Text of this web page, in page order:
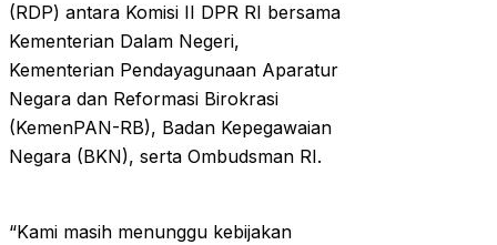
(RDP) antara Komisi II DPR RI bersama
Kementerian Dalam Negeri,
Kementerian Pendayagunaan Aparatur
Negara dan Reformasi Birokrasi
(KemenPAN-RB), Badan Kepegawaian
Negara (BKN), serta Ombudsman RI.
“Kami masih menunggu kebijakan